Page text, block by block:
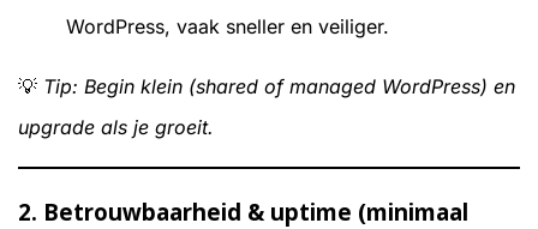
WordPress, vaak sneller en veiliger.
💡 Tip: Begin klein (shared of managed WordPress) en
upgrade als je groeit.
2. Betrouwbaarheid & uptime (minimaal